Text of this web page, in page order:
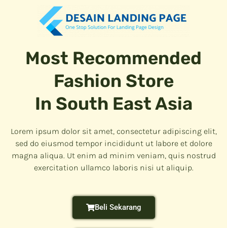
Most Recommended
Fashion Store
In South East Asia
Lorem ipsum dolor sit amet, consectetur adipiscing elit,
sed do eiusmod tempor incididunt ut labore et dolore
magna aliqua. Ut enim ad minim veniam, quis nostrud
exercitation ullamco laboris nisi ut aliquip.
Beli Sekarang